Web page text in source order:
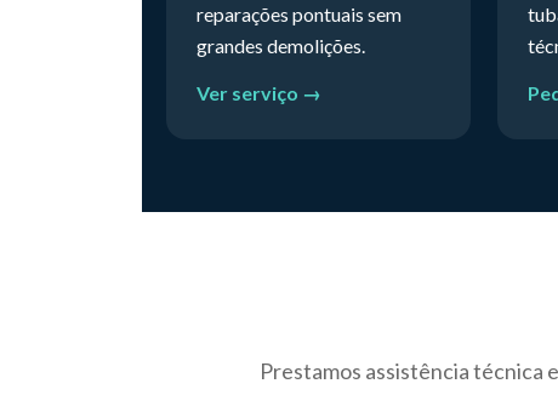
reparações pontuais sem
grandes demolições.
Ver serviço →
Prestamos assistência técnica